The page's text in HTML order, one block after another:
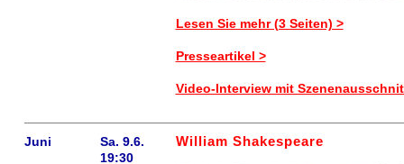
Lesen Sie mehr (3 Seiten) >
Presseartikel >
Video-Interview mit
Juni
Sa. 9.6.
19:30
William Shakespeare